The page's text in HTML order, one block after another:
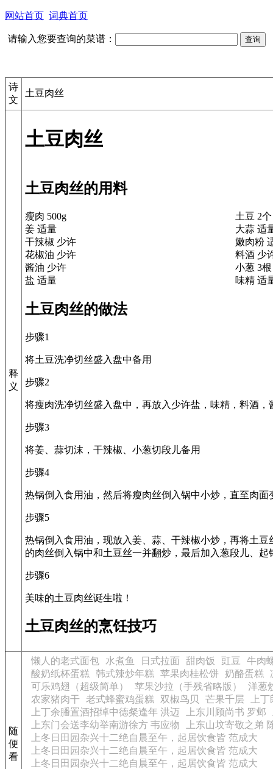
网站首页 词典首页
请输入您要查询的菜谱：
诗
文
土豆肉丝
释
义
土豆肉丝
土豆肉丝的用料
瘦肉 500g
土豆 2个
姜 适量
大蒜 适
干辣椒 少许
嫩肉粉
花椒油 少许
料酒 少
酱油 少许
小葱 3根
盐 适量
味精 适
土豆肉丝的做法
步骤1
将土豆洗净切丝盛入盘中备用
步骤2
将瘦肉洗净切丝盛入盘中，再放入少许盐，味精，料酒
步骤3
将姜、蒜切沫，干辣椒、小葱切段儿备用
步骤4
热锅倒入食用油，然后将瘦肉丝倒入锅中小炒，直至肉面
步骤5
热锅倒入食用油，现放入姜、蒜、干辣椒小炒，再将土
的肉丝倒入锅中和土豆丝一并翻炒，最后加入葱段儿、起
步骤6
美味的土豆肉丝诞生啦！
土豆肉丝的烹饪技巧
随
便
看
懒人的老式面包 水煮鱼 日式拉面 甜肉饭 豇豆
牛肉
酸奶纸杯蛋糕
韩式辣炒年糕 苹果肉桂松饼 奶酪蛋糕
可乐鸡翅（超级简单）
苹果沙拉（手残省略版）
洋葱
农家猪肉干 老式蜂蜜鸡蛋糕 双椒鸟贝 芒果千层
上
上丁余膰置酒招绰中德粲逢年 洪迈
上东川顾尚书 罗邺
上东门会送李幼举南游徐方 韦应物
上东山坟寄敬之弟
上冬日田园杂兴十二绝自晨至午，起居饮食皆 范成大
上冬日田园杂兴十二绝自晨至午，起居饮食皆 范成大
上冬日田园杂兴十二绝自晨至午，起居饮食皆 范成大